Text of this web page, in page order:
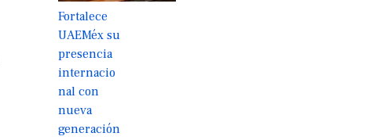
Fortalece
UAEMéx su
presencia
internacio
nal con
nueva
generación